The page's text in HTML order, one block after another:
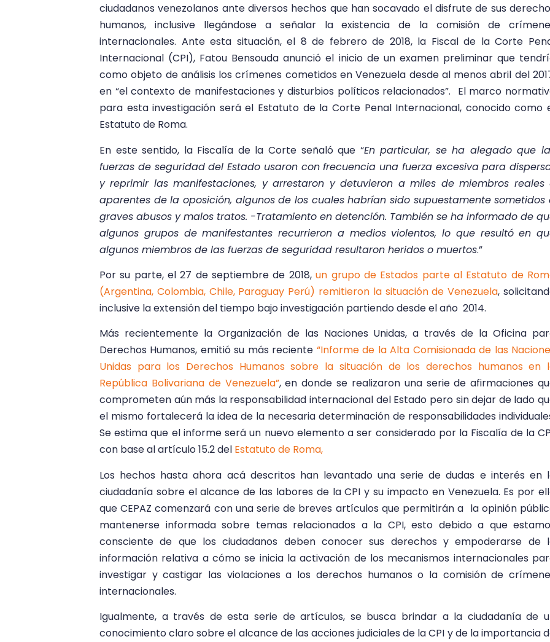
ciudadanos venezolanos ante diversos hechos que han socavado el disfrute de sus
humanos, inclusive llegándose a señalar la existencia de la comisión de
internacionales. Ante esta situación, el 8 de febrero de 2018, la Fiscal de la Corte
Internacional (CPI), Fatou Bensouda anunció el inicio de un examen preliminar que
como objeto de análisis los crímenes cometidos en Venezuela desde al menos abril del
en “el contexto de manifestaciones y disturbios políticos relacionados”. El marco
para esta investigación será el Estatuto de la Corte Penal Internacional, conocido como
Estatuto de Roma.
En este sentido, la Fiscalía de la Corte señaló que “En particular, se ha alegado que
fuerzas de seguridad del Estado usaron con frecuencia una fuerza excesiva para
y reprimir las manifestaciones, y arrestaron y detuvieron a miles de miembros reales
aparentes de la oposición, algunos de los cuales habrían sido supuestamente sometidos
graves abusos y malos tratos. -Tratamiento en detención. También se ha informado de
algunos grupos de manifestantes recurrieron a medios violentos, lo que resultó en
algunos miembros de las fuerzas de seguridad resultaron heridos o muertos.”
Por su parte, el 27 de septiembre de 2018,un grupo de Estados parte al Estatuto de
(Argentina, Colombia, Chile, Paraguay Perú) remitieron la situación de Venezuela,
inclusive la extensión del tiempo bajo investigación partiendo desde el año 2014.
Más recientemente la Organización de las Naciones Unidas, a través de la Oficina
Derechos Humanos, emitió su más reciente “Informe de la Alta Comisionada de las
Unidas para los Derechos Humanos sobre la situación de los derechos humanos en
República Bolivariana de Venezuela”, en donde se realizaron una serie de afirmaciones
comprometen aún más la responsabilidad internacional del Estado pero sin dejar de lado
el mismo fortalecerá la idea de la necesaria determinación de responsabilidades
Se estima que el informe será un nuevo elemento a ser considerado por la Fiscalía de la
con base al artículo 15.2 del Estatuto de Roma,
Los hechos hasta ahora acá descritos han levantado una serie de dudas e interés en
ciudadanía sobre el alcance de las labores de la CPI y su impacto en Venezuela. Es por
que CEPAZ comenzará con una serie de breves artículos que permitirán a la opinión
mantenerse informada sobre temas relacionados a la CPI, esto debido a que
consciente de que los ciudadanos deben conocer sus derechos y empoderarse de
información relativa a cómo se inicia la activación de los mecanismos internacionales
investigar y castigar las violaciones a los derechos humanos o la comisión de
internacionales.
Igualmente, a través de esta serie de artículos, se busca brindar a la ciudadanía de
conocimiento claro sobre el alcance de las acciones judiciales de la CPI y de la importancia